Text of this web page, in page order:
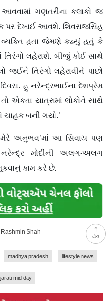
ટોચ
ગણતરીના કલાકો જ
પર દેખાઈ આવશે. શિવરાજસિંહ
હતા જેમણે કહ્યું હતું કે
તિરંગો લહેરાશે. બીજું કોઈ સાથે
જઈને તિરંગો લહેરાવીને પાછો
હું નરેન્દ્રભાઈના દેશપ્રેમ
એકતા યાત્રામાં લોકોને સાથે
ચાહક બની ગયો.’
મેરે અનુભવ’માં આ સિવાય પણ
મોદીની અલગ-અલગ
કામ કરે છે.
Shah
madhya pradesh lifestyle news
mid day